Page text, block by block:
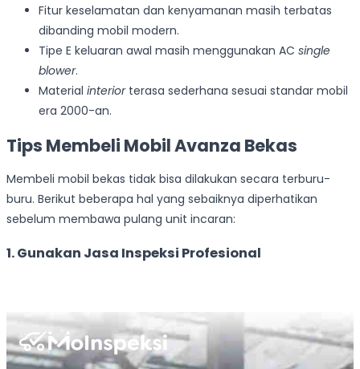
Fitur keselamatan dan kenyamanan masih terbatas
dibanding mobil modern.
Tipe E keluaran awal masih menggunakan AC single
blower.
Material interiorterasa sederhana sesuai standar mobil
era 2000-an.
Tips Membeli Mobil Avanza Bekas
Membeli mobil bekas tidak bisa dilakukan secara terburu-
buru. Berikut beberapa hal yang sebaiknya diperhatikan
sebelum membawa pulang unit incaran:
1. Gunakan Jasa Inspeksi Profesional